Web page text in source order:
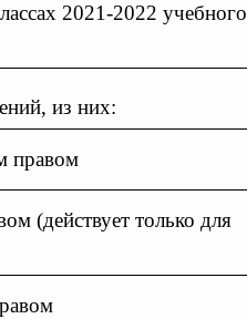
2021-2022 учебного
из них:
правом
(действует только для